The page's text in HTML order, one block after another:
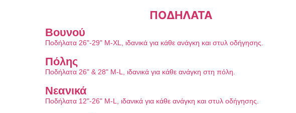
ΠΟΔΗΛΑΤΑ
Βουνού
Ποδήλατα 26"-29" M-XL, ιδανικά για κάθε ανάγκη και στυλ οδήγησης.
Πόλης
Ποδήλατα 26" & 28" M-L, ιδανικά για κάθε ανάγκη στη πόλη.
Νεανικά
Ποδήλατα 12"-26" M-L, ιδανικά για κάθε ανάγκη και στυλ οδήγησης.